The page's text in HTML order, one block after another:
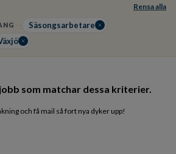
Rensa alla
Säsongsarbetare
som matchar dessa kriterier.
och få mail så fort nya dyker upp!